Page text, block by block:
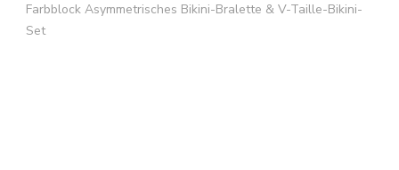
Farbblock Asymmetrisches Bikini-Bralette & V-Taille-Bikini-
Set